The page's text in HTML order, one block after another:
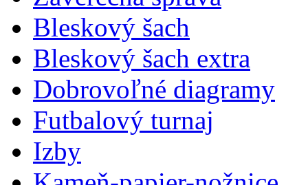
Bleskový šach
Bleskový šach extra
Dobrovoľné diagramy
Futbalový turnaj
Izby